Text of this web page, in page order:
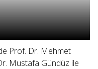
Prof. Dr. Mehmet
Mustafa Gündüz ile